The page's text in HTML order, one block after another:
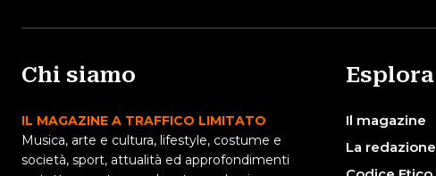
Chi siamo
IL MAGAZINE A TRAFFICO LIMITATO
Musica, arte e cultura, lifestyle, costume e
società, sport, attualità ed approfondimenti
Esplora
Il magazine
La redazione